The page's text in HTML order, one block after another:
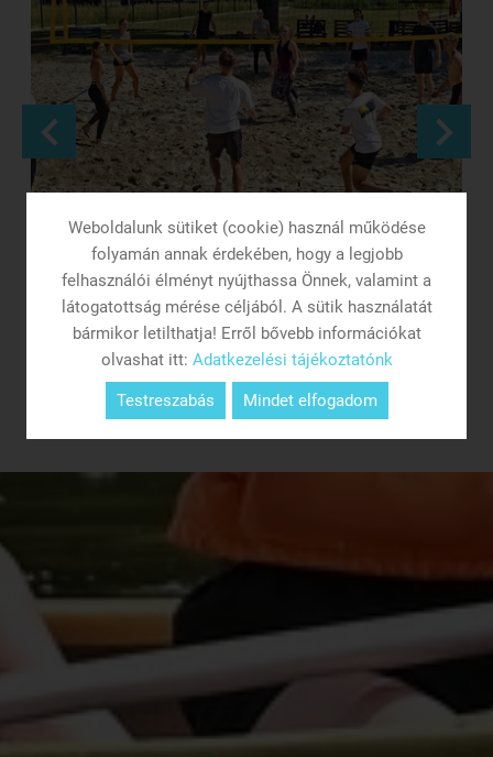
Strandröplabda
tovább
Mindet elfogadom
Testreszabás
Weboldalunk sütiket (cookie) használ működése
folyamán annak érdekében, hogy a legjobb
felhasználói élményt nyújthassa Önnek, valamint a
látogatottság mérése céljából. A sütik használatát
bármikor letilthatja! Erről bővebb információkat
olvashat itt: Adatkezelési tájékoztatónk